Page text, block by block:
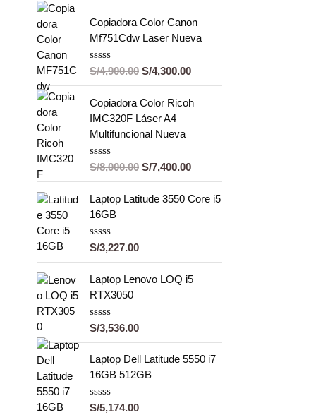
Copiadora Color Canon
Mf751Cdw Laser Nueva
V
o
r
a
d
c
o
d
e
5
S/4,900.00 S/4,300.00
Copiadora Color Ricoh
IMC320F Láser A4
Multifuncional Nueva
V
o
r
a
d
c
o
0
d
5
S/8,000.00 S/7,400.00
Laptop Latitude 3550 Core i5
16GB
V
o
r
a
d
c
o
n
0
d
5
S/3,227.00
Laptop Lenovo LOQ i5
RTX3050
V
o
r
a
d
c
S/3,536.00
Laptop Dell Latitude 5550 i7
16GB 512GB
V
S/5,174.00